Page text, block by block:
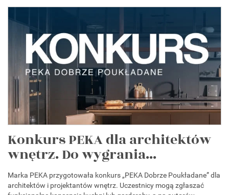
Konkurs PEKA dla architektów
wnętrz. Do wygrania...
Marka PEKA przygotowała konkurs „PEKA Dobrze Poukładane” dla
architektów i projektantów wnętrz. Uczestnicy mogą zgłaszać